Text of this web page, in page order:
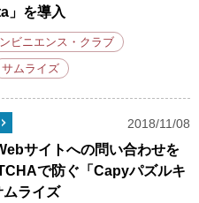
」を導入
ビニエンス・クラブ
サムライズ
2018/11/08
サイトへの問い合わせを
で防ぐ「Capyパズルキ
ライズ